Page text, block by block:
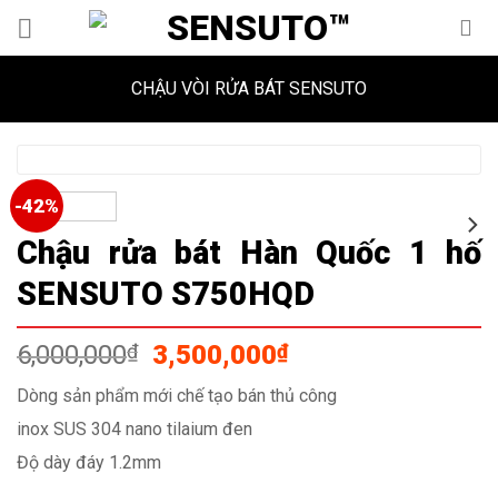
CHẬU VÒI RỬA BÁT SENSUTO
-42%
Chậu rửa bát Hàn Quốc 1 hố
SENSUTO S750HQD
6,000,000₫
Giá
gốc
là:
6,000,000₫.
3,500,000₫Giá
hiện
tại
Dòng sản phẩm mới chế tạo bán thủ công
inox SUS 304 nano tilaium đen
Độ dày đáy 1.2mm